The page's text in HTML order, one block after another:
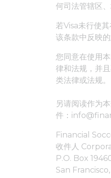
何司法管辖区
若Visa未行使
该条款中反映
您同意在使用
律和法规，并
类法律或法规。
另请阅读作为
件：
Financial
收件人
P.O. Box
San